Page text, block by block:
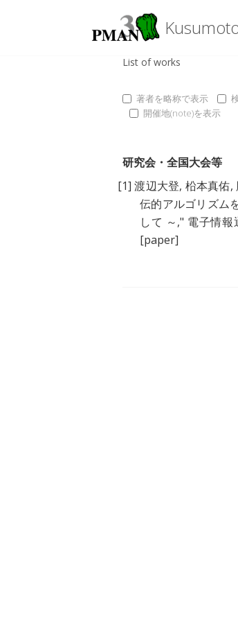
List of works
著者を略称で表示
開催地(note)を表示
研究会・全国大会等
[1] 渡辺大登, 柗本真佑,
伝的アルゴリズム
して ～," 電子情報
[paper]